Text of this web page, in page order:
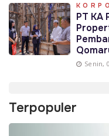
PT KA
Senin,
Terpopuler